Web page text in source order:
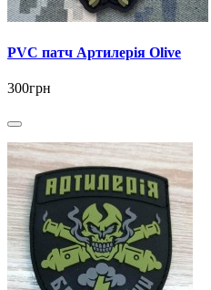
PVC патч Артилерія Olive
300грн